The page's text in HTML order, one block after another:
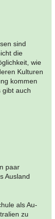
sind
die
wie
Kulturen
kommen
gibt auch
paar
Ausland
als Au-
zu